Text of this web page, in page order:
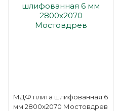
МДФ плита шлифованная 6
мм 2800х2070 Мостовдрев